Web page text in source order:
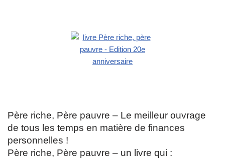
Père riche, Père pauvre – Le meilleur ouvrage
de tous les temps en matière de finances
personnelles !
Père riche, Père pauvre – un livre qui :